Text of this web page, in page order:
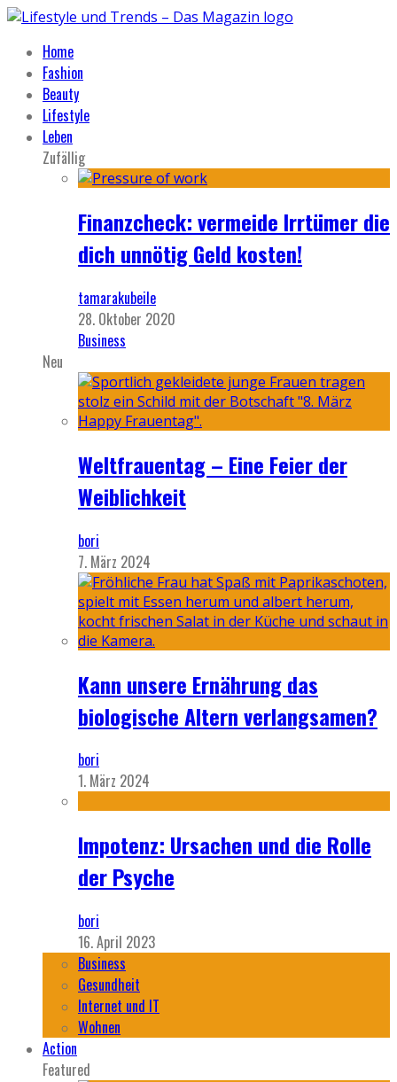
Home
Fashion
Beauty
Lifestyle
Leben
Zufällig
Finanzcheck: vermeide Irrtümer die
dich unnötig Geld kosten!
tamarakubeile
28. Oktober 2020
Business
Neu
Weltfrauentag – Eine Feier der
Weiblichkeit
bori
7. März 2024
Kann unsere Ernährung das
biologische Altern verlangsamen?
bori
1. März 2024
Impotenz: Ursachen und die Rolle
der Psyche
bori
16. April 2023
Business
Gesundheit
Internet und IT
Wohnen
Action
Featured